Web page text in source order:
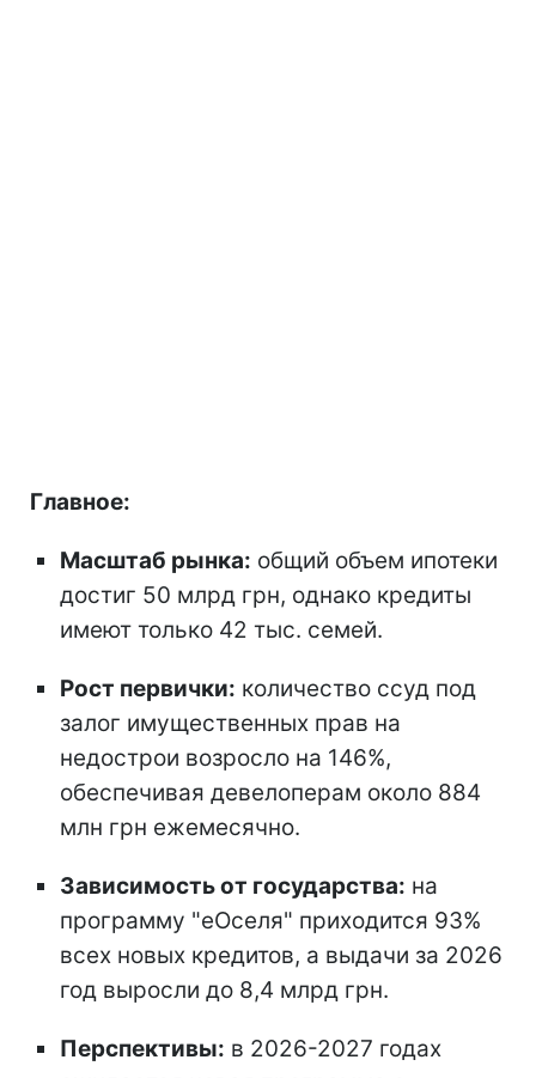
Главное:
Масштаб рынка: общий объем ипотеки
достиг 50 млрд грн, однако кредиты
имеют только 42 тыс. семей.
Рост первички: количество ссуд под
залог имущественных прав на
недострои возросло на 146%,
обеспечивая девелоперам около 884
млн грн ежемесячно.
Зависимость от государства: на
программу "еОселя" приходится 93%
всех новых кредитов, а выдачи за 2026
год выросли до 8,4 млрд грн.
Перспективы: в 2026-2027 годах